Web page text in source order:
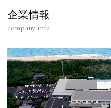
企業情報
company info